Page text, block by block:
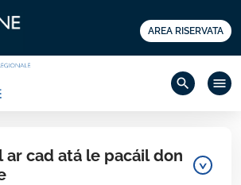
AREA RISERVATA
search menu
ar cad atá le pacáil don